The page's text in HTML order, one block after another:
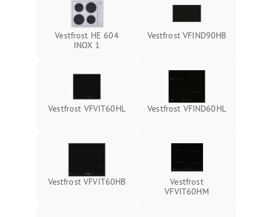
Vestfrost HE 604
INOX 1
Vestfrost VFIND90HB
Vestfrost VFVIT60HL Vestfrost VFIND60HL
Vestfrost VFVIT60HB
Vestfrost
VFVIT60HM